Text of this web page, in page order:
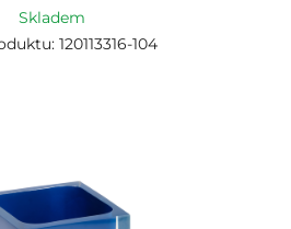
Skladem
120113316-104